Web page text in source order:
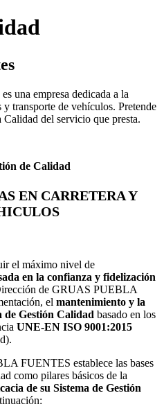
una empresa dedicada a la
y transporte de vehículos. Pretende
del servicio que presta.
de Calidad
EN CARRETERA Y
el máximo nivel de
en la confianza y fidelización
de GRUAS PUEBLA
el mantenimiento y la
de Gestión Calidad basado en los
UNE-EN ISO 9001:2015
FUENTES establece las bases
como pilares básicos de la
de su Sistema de Gestión